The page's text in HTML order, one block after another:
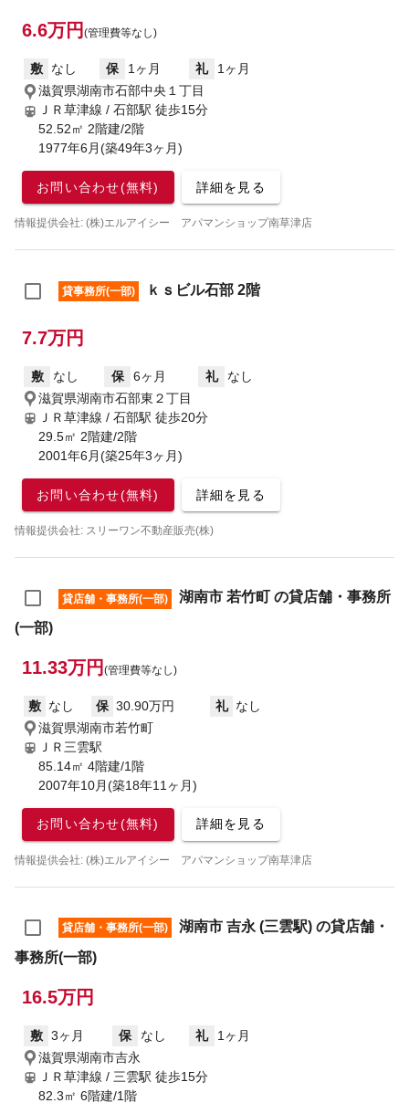
6.6万円 (管理費等なし)
敷 なし 保 1ヶ月 礼
1ヶ月
滋賀県湖南市石部中央１丁目
ＪＲ草津線 / 石部駅 徒歩15分
52.52㎡ 2階建/2階
1977年6月(築49年3ヶ月)
お問い合わせ(無料) 詳細を見る
情報提供会社: (株)エルアイシー アパマンショップ南草津店
貸事務所(一部) ｋｓビル石部 2階
7.7万円
敷 なし 保 6ヶ月 礼
なし
滋賀県湖南市石部東２丁目
ＪＲ草津線 / 石部駅 徒歩20分
29.5㎡ 2階建/2階
2001年6月(築25年3ヶ月)
お問い合わせ(無料) 詳細を見る
情報提供会社: スリーワン不動産販売(株)
貸店舗・事務所(一部)
湖南市 若竹町 の貸店舗・事務所
(一部)
11.33万円 (管理費等なし)
敷 なし 保 30.90万円 礼 なし
滋賀県湖南市若竹町
ＪＲ三雲駅
85.14㎡ 4階建/1階
2007年10月(築18年11ヶ月)
お問い合わせ(無料) 詳細を見る
情報提供会社: (株)エルアイシー アパマンショップ南草津店
貸店舗・事務所(一部)
湖南市 吉永 (三雲駅) の貸店舗・
事務所(一部)
16.5万円
敷 3ヶ月 保 なし 礼
1ヶ月
滋賀県湖南市吉永
ＪＲ草津線 / 三雲駅 徒歩15分
82.3㎡ 6階建/1階